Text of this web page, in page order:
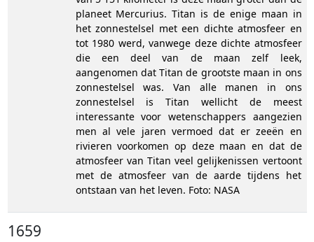
planeet Mercurius. Titan is de enige maan in
het zonnestelsel met een dichte atmosfeer en
tot 1980 werd, vanwege deze dichte atmosfeer
die een deel van de maan zelf leek,
aangenomen dat Titan de grootste maan in ons
zonnestelsel was. Van alle manen in ons
zonnestelsel is Titan wellicht de meest
interessante voor wetenschappers aangezien
men al vele jaren vermoed dat er zeeën en
rivieren voorkomen op deze maan en dat de
atmosfeer van Titan veel gelijkenissen vertoont
met de atmosfeer van de aarde tijdens het
ontstaan van het leven. Foto: NASA
1659